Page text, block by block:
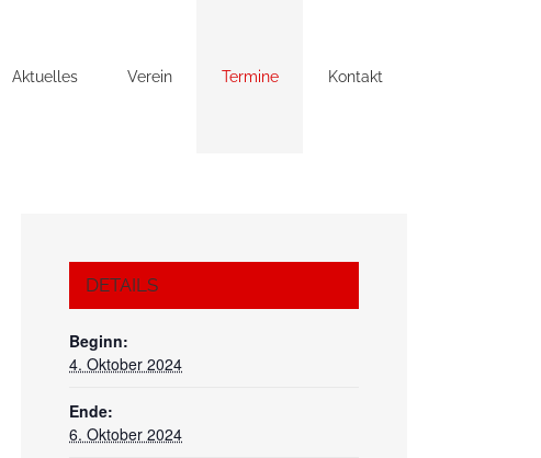
Aktuelles Verein Termine Kontakt
DETAILS
Beginn:
4. Oktober 2024
Ende:
6. Oktober 2024